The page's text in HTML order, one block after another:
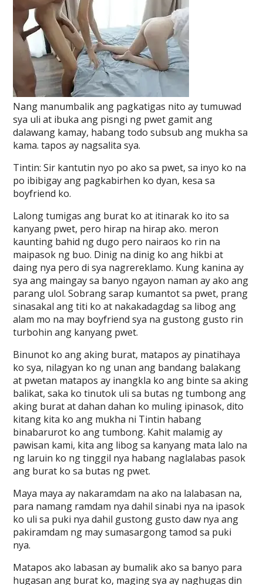
Nang manumbalik ang pagkatigas nito ay tumuwad
sya uli at ibuka ang pisngi ng pwet gamit ang
dalawang kamay, habang todo subsub ang mukha sa
kama. tapos ay nagsalita sya.
Tintin: Sir kantutin nyo po ako sa pwet, sa inyo ko na
po ibibigay ang pagkabirhen ko dyan, kesa sa
boyfriend ko.
Lalong tumigas ang burat ko at itinarak ko ito sa
kanyang pwet, pero hirap na hirap ako. meron
kaunting bahid ng dugo pero nairaos ko rin na
maipasok ng buo. Dinig na dinig ko ang hikbi at
daing nya pero di sya nagrereklamo. Kung kanina ay
sya ang maingay sa banyo ngayon naman ay ako ang
parang ulol. Sobrang sarap kumantot sa pwet, prang
sinasakal ang titi ko at nakakadagdag sa libog ang
alam mo na may boyfriend sya na gustong gusto rin
turbohin ang kanyang pwet.
Binunot ko ang aking burat, matapos ay pinatihaya
ko sya, nilagyan ko ng unan ang bandang balakang
at pwetan matapos ay inangkla ko ang binte sa aking
balikat, saka ko tinutok uli sa butas ng tumbong ang
aking burat at dahan dahan ko muling ipinasok, dito
kitang kita ko ang mukha ni Tintin habang
binabarurot ko ang tumbong. Kahit malamig ay
pawisan kami, kita ang libog sa kanyang mata lalo na
ng laruin ko ng tinggil nya habang naglalabas pasok
ang burat ko sa butas ng pwet.
Maya maya ay nakaramdam na ako na lalabasan na,
para namang ramdam nya dahil sinabi nya na ipasok
ko uli sa puki nya dahil gustong gusto daw nya ang
pakiramdam ng may sumasargong tamod sa puki
nya.
Matapos ako labasan ay bumalik ako sa banyo para
hugasan ang burat ko, maging sya ay naghugas din